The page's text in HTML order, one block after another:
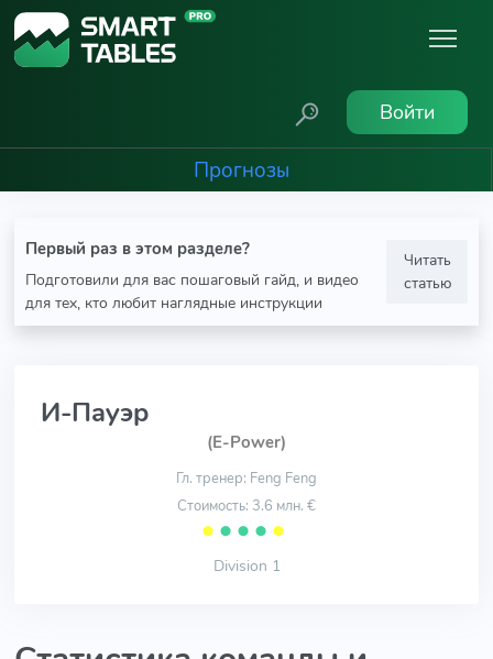
Войти
Прогнозы
Первый раз в этом разделе?
Подготовили для вас пошаговый гайд, и видео
для тех, кто любит наглядные инструкции
Читать
статью
И-Пауэр
(E-Power)
Гл. тренер: Feng Feng
Стоимость: 3.6 млн. €
⬤ ⬤ ⬤ ⬤ ⬤
Division 1